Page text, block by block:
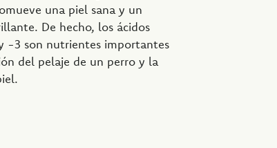
una piel sana y un
De hecho, los ácidos
-3 son nutrientes importantes
del pelaje de un perro y la